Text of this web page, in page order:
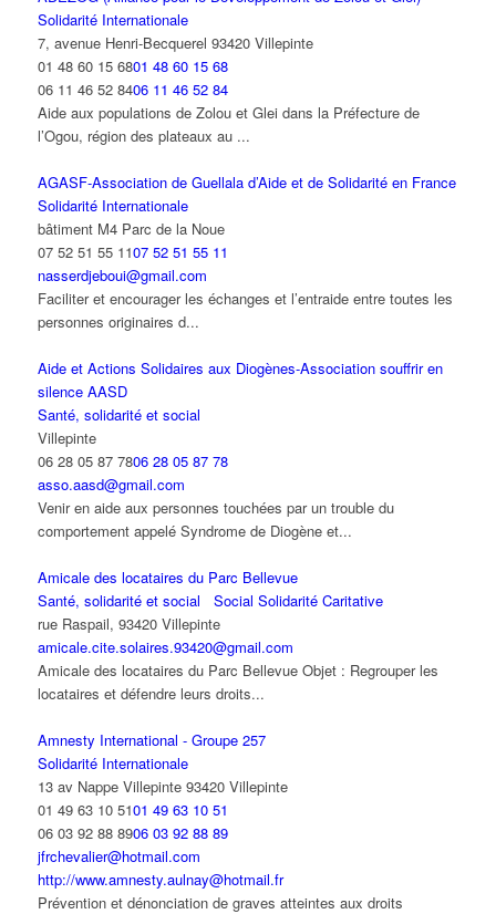
Solidarité Internationale
7, avenue Henri-Becquerel 93420 Villepinte
01 48 60 15 6801 48 60 15 68
06 11 46 52 8406 11 46 52 84
Aide aux populations de Zolou et Glei dans la Préfecture de
l’Ogou, région des plateaux au ...
AGASF-Association de Guellala d’Aide et de Solidarité en France
Solidarité Internationale
bâtiment M4 Parc de la Noue
07 52 51 55 1107 52 51 55 11
nasserdjeboui@gmail.com
Faciliter et encourager les échanges et l’entraide entre toutes les
personnes originaires d...
Aide et Actions Solidaires aux Diogènes-Association souffrir en
silence AASD
Santé, solidarité et social
Villepinte
06 28 05 87 7806 28 05 87 78
asso.aasd@gmail.com
Venir en aide aux personnes touchées par un trouble du
comportement appelé Syndrome de Diogène et...
Amicale des locataires du Parc Bellevue
Santé, solidarité et social
Social Solidarité Caritative
rue Raspail, 93420 Villepinte
amicale.cite.solaires.93420@gmail.com
Amicale des locataires du Parc Bellevue Objet : Regrouper les
locataires et défendre leurs droits...
Amnesty International - Groupe 257
Solidarité Internationale
13 av Nappe Villepinte 93420 Villepinte
01 49 63 10 5101 49 63 10 51
06 03 92 88 8906 03 92 88 89
jfrchevalier@hotmail.com
http://www.amnesty.aulnay@hotmail.fr
Prévention et dénonciation de graves atteintes aux droits